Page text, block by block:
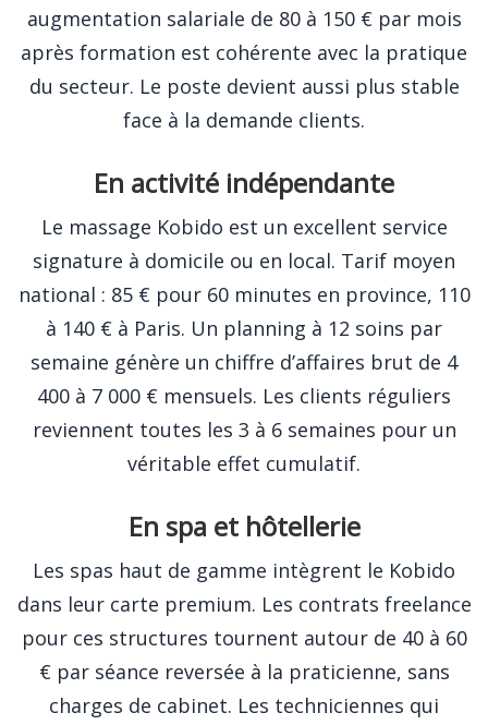
augmentation salariale de 80 à 150 € par mois
après formation est cohérente avec la pratique
du secteur. Le poste devient aussi plus stable
face à la demande clients.
En activité indépendante
Le massage Kobido est un excellent service
signature à domicile ou en local. Tarif moyen
national : 85 € pour 60 minutes en province, 110
à 140 € à Paris. Un planning à 12 soins par
semaine génère un chiffre d’affaires brut de 4
400 à 7 000 € mensuels. Les clients réguliers
reviennent toutes les 3 à 6 semaines pour un
véritable effet cumulatif.
En spa et hôtellerie
Les spas haut de gamme intègrent le Kobido
dans leur carte premium. Les contrats freelance
pour ces structures tournent autour de 40 à 60
€ par séance reversée à la praticienne, sans
charges de cabinet. Les techniciennes qui